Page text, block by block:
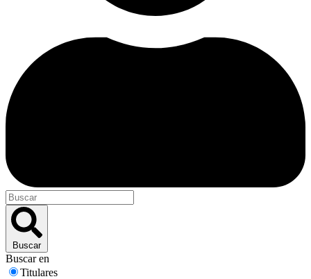
Buscar
Buscar en
Titulares